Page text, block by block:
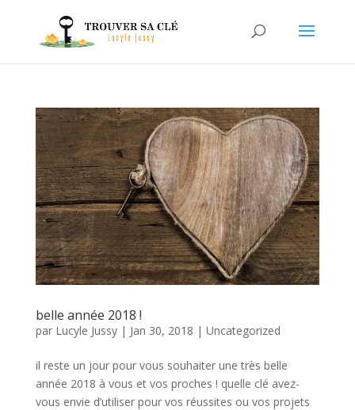
belle année 2018 !
par Lucyle Jussy| Jan 30, 2018 | Uncategorized
il reste un jour pour vous souhaiter une très belle
année 2018 à vous et vos proches ! quelle clé avez-
vous envie d’utiliser pour vos réussites ou vos projets